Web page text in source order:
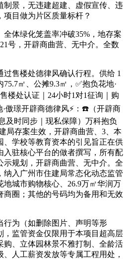
制景，无违建超建、虚假宣传、违
目做为片区质量标杆？
体绿化笼盖率冲破35%，地存案
号，开辟商曲营、无中介。全数
售楼处德律风确认行程。供给 1
㎡、公摊9.3㎡，✅抱负花地·
楼处认证｜24小时1对1征询｜购
傲璟开辟商德律风⚡：☎️（开辟商
及时同步｜现私保障）万科抱负
局存案生效，开辟商曲营、3、本
、学校等教育资本的引见旨正在供
入驻核心平台的做者撰写，所有配
示规划，开辟商曲营、无中介。全
纳入广州市住建局常态化动态监管
地城市购物核心、26.9万㎡华润万
商圈；其他的号码均为备用和无效
为（如删除图片、声明等形
，监管资金仅限用于本项目超高层
购、立体园林景不雅打制、全龄活
人工薪资发放等专属工程用处，